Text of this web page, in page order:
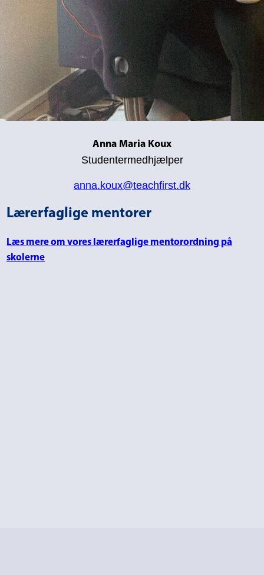
Anna Maria Koux
Studentermedhjælper
anna.koux@teachfirst.dk
Lærerfaglige mentorer
Læs mere om vores lærerfaglige mentorordning på
skolerne